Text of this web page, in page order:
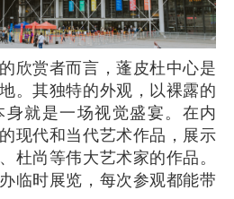
。其独特的外观，以裸露的
就是一场视觉盛宴。在内
现代和当代艺术作品，展示
杜尚等伟大艺术家的作品。
临时展览，每次参观都能带